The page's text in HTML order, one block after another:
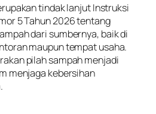
tindak lanjut Instruksi
5 Tahun 2026 tentang
dari sumbernya, baik di
maupun tempat usaha.
pilah sampah menjadi
menjaga kebersihan